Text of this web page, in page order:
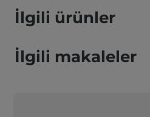
İlgili ürünler
İlgili makaleler